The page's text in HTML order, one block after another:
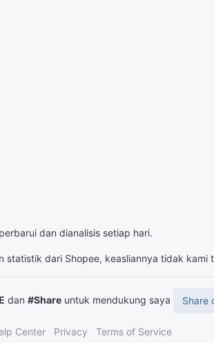
dan dianalisis setiap hari.
statistik dari Shopee, keasliannya tidak kami
dan #Share untuk mendukung saya Share
Center Privacy Terms of Service